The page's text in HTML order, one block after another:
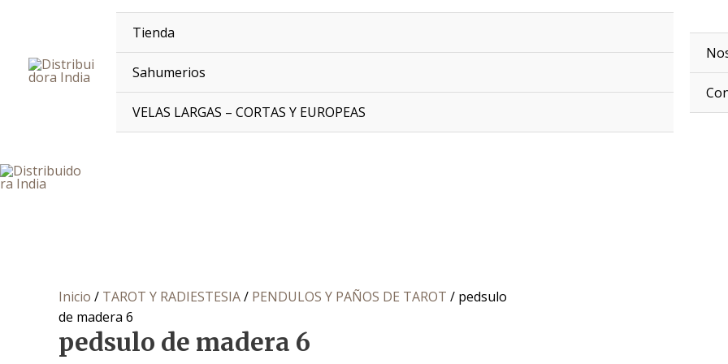
Tienda
Sahumerios
VELAS LARGAS – CORTAS Y EUROPEAS
Inicio / TAROT Y RADIESTESIA/ PENDULOS Y PAÑOS DE TAROT / pedsulo
de madera 6
pedsulo de madera 6
6